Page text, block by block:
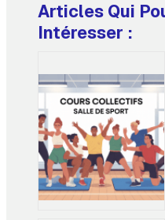
Articles Qui
Intéresser :